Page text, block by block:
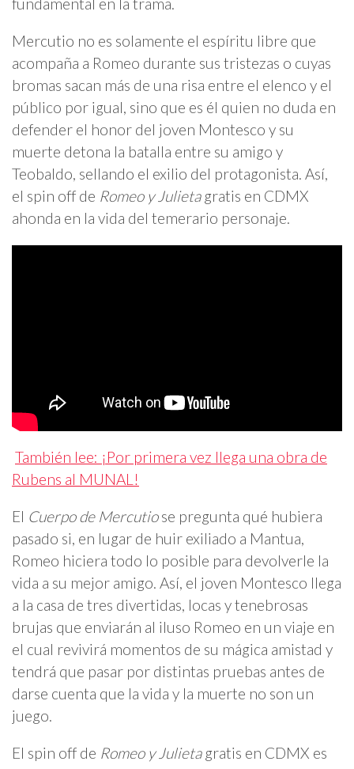
fundamental en la trama.
Mercutio no es solamente el espíritu libre que
acompaña a Romeo durante sus tristezas o cuyas
bromas sacan más de una risa entre el elenco y el
público por igual, sino que es él quien no duda en
defender el honor del joven Montesco y su
muerte detona la batalla entre su amigo y
Teobaldo, sellando el exilio del protagonista. Así,
el spin off de Romeo y Julietagratis en CDMX
ahonda en la vida del temerario personaje.
También lee: ¡Por primera vez llega una obra de
Rubens al MUNAL!
El Cuerpo de Mercutiose pregunta qué hubiera
pasado si, en lugar de huir exiliado a Mantua,
Romeo hiciera todo lo posible para devolverle la
vida a su mejor amigo. Así, el joven Montesco llega
a la casa de tres divertidas, locas y tenebrosas
brujas que enviarán al iluso Romeo en un viaje en
el cual revivirá momentos de su mágica amistad y
tendrá que pasar por distintas pruebas antes de
darse cuenta que la vida y la muerte no son un
juego.
El spin off de Romeo y Julietagratis en CDMX es